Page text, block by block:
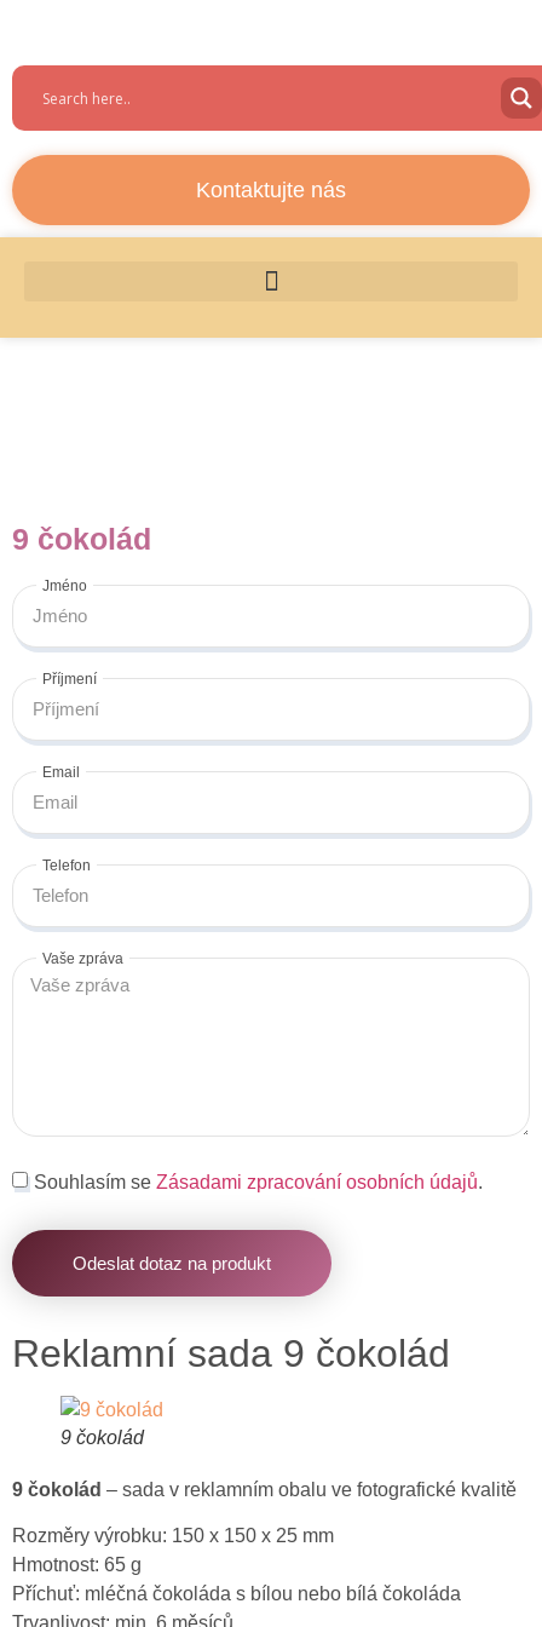
Kontaktujte nás
9 čokolád
Jméno
Příjmení
Email
Telefon
Vaše zpráva
Souhlasím se Zásadami zpracování osobních údajů.
Odeslat dotaz na produkt
Reklamní sada 9 čokolád
9 čokolád
9 čokolád – sada v reklamním obalu ve fotografické kvalitě
Rozměry výrobku: 150 x 150 x 25 mm
Hmotnost: 65 g
Příchuť: mléčná čokoláda s bílou nebo bílá čokoláda